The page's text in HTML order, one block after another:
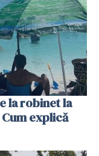
la robinet la
explică